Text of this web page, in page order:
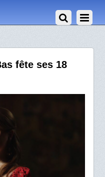
fête ses 18